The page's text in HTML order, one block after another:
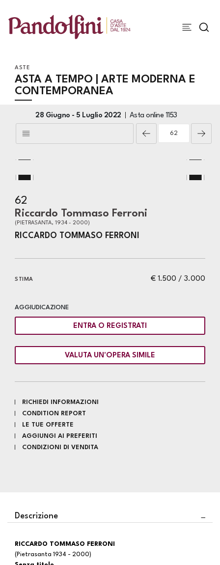
ASTE
ASTA A TEMPO | ARTE MODERNA E
CONTEMPORANEA
28 Giugno - 5 Luglio 2022 Asta online 1153
62
Riccardo Tommaso Ferroni
(PIETRASANTA, 1934 - 2000)
RICCARDO TOMMASO FERRONI
€ 1.500 / 3.000
STIMA
AGGIUDICAZIONE
ENTRA O REGISTRATI
VALUTA UN'OPERA SIMILE
RICHIEDI INFORMAZIONI
CONDITION REPORT
LE TUE OFFERTE
AGGIUNGI AI PREFERITI
CONDIZIONI DI VENDITA
Descrizione
RICCARDO TOMMASO FERRONI
(Pietrasanta 1934 - 2000)